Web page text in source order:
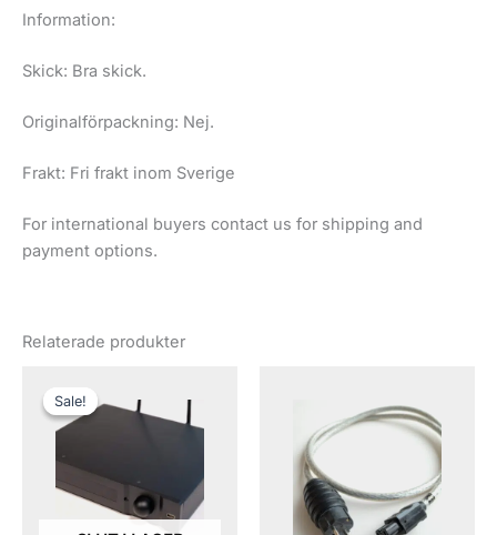
Information:
Skick: Bra skick.
Originalförpackning: Nej.
Frakt: Fri frakt inom Sverige
For international buyers contact us for shipping and
payment options.
Relaterade produkter
Sale!
Sale!
priset
priset